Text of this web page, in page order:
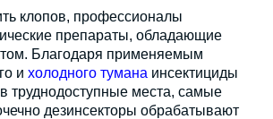
клопов, профессионалы
препараты, обладающие
Благодаря применяемым
и холодного тумана инсектициды
труднодоступные места, самые
дезинсекторы обрабатывают